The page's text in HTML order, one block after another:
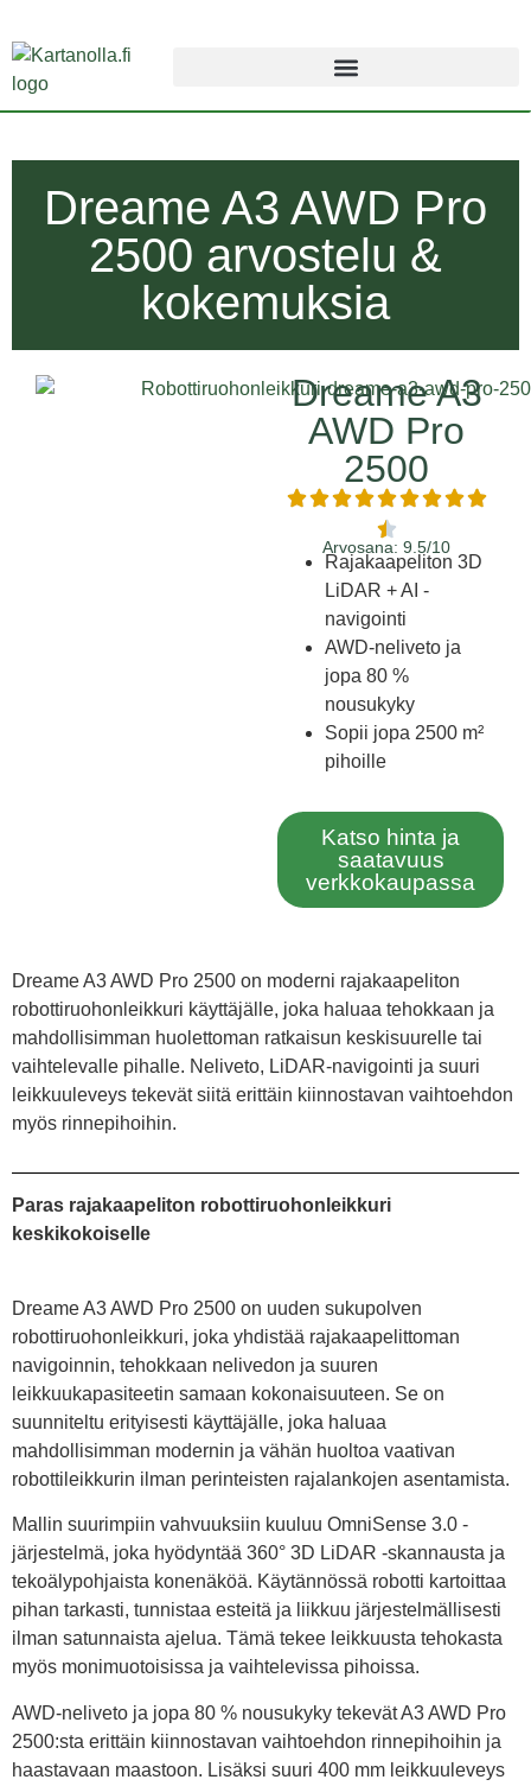
Dreame A3 AWD Pro
2500 arvostelu &
kokemuksia
Dreame A3
AWD Pro
2500
Arvosana: 9.5/10
Rajakaapeliton 3D
LiDAR + AI -
navigointi
AWD-neliveto ja
jopa 80 %
nousukyky
Sopii jopa 2500 m²
pihoille
Katso hinta ja
saatavuus
verkkokaupassa
Dreame A3 AWD Pro 2500 on moderni rajakaapeliton
robottiruohonleikkuri käyttäjälle, joka haluaa tehokkaan ja
mahdollisimman huolettoman ratkaisun keskisuurelle tai
vaihtelevalle pihalle. Neliveto, LiDAR-navigointi ja suuri
leikkuuleveys tekevät siitä erittäin kiinnostavan vaihtoehdon
myös rinnepihoihin.
Paras rajakaapeliton robottiruohonleikkuri
keskikokoiselle
Dreame A3 AWD Pro 2500 on uuden sukupolven
robottiruohonleikkuri, joka yhdistää rajakaapelittoman
navigoinnin, tehokkaan nelivedon ja suuren
leikkuukapasiteetin samaan kokonaisuuteen. Se on
suunniteltu erityisesti käyttäjälle, joka haluaa
mahdollisimman modernin ja vähän huoltoa vaativan
robottileikkurin ilman perinteisten rajalankojen asentamista.
Mallin suurimpiin vahvuuksiin kuuluu OmniSense 3.0 -
järjestelmä, joka hyödyntää 360° 3D LiDAR -skannausta ja
tekoälypohjaista konenäköä. Käytännössä robotti kartoittaa
pihan tarkasti, tunnistaa esteitä ja liikkuu järjestelmällisesti
ilman satunnaista ajelua. Tämä tekee leikkuusta tehokasta
myös monimuotoisissa ja vaihtelevissa pihoissa.
AWD-neliveto ja jopa 80 % nousukyky tekevät A3 AWD Pro
2500:sta erittäin kiinnostavan vaihtoehdon rinnepihoihin ja
haastavaan maastoon. Lisäksi suuri 400 mm leikkuuleveys